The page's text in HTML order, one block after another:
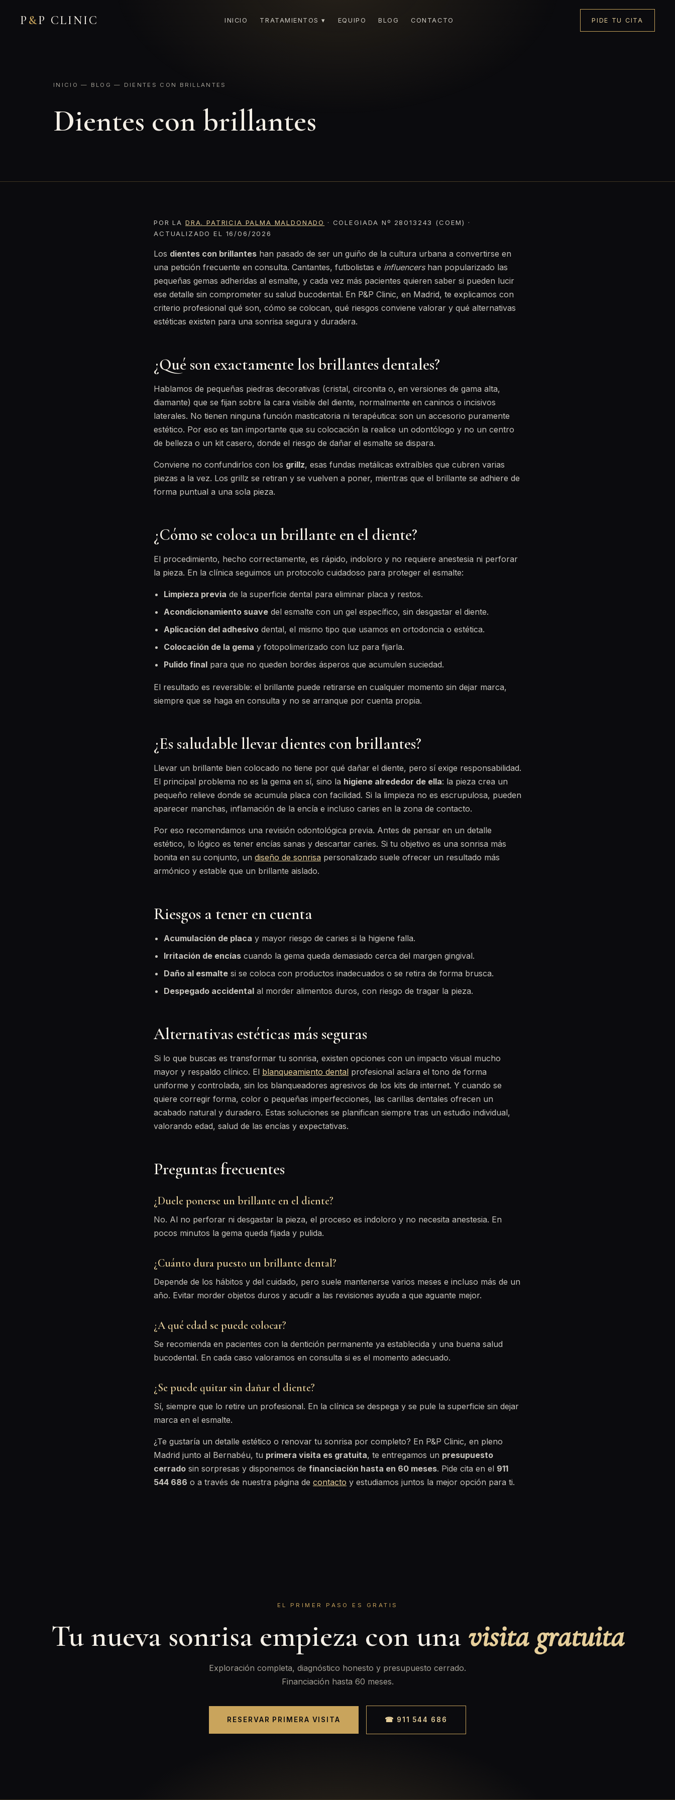
P &P CLINIC INICIO TRATAMIENTOS ▾ EQUIPO BLOG CONTACTO PIDE TU CITA
INICIO — BLOG — DIENTES CON BRILLANTES
Dientes con brillantes
POR LA DRA. PATRICIA PALMA MALDONADO
· COLEGIADA Nº 28013243 (COEM) ·
ACTUALIZADO EL 16/06/2026
Los dientes con brillantes han pasado de ser un guiño de la cultura urbana a convertirse en
una petición frecuente en consulta. Cantantes, futbolistas e influencershan popularizado las
pequeñas gemas adheridas al esmalte, y cada vez más pacientes quieren saber si pueden lucir
ese detalle sin comprometer su salud bucodental. En P&P Clinic, en Madrid, te explicamos con
criterio profesional qué son, cómo se colocan, qué riesgos conviene valorar y qué alternativas
estéticas existen para una sonrisa segura y duradera.
¿Qué son exactamente los brillantes dentales?
Hablamos de pequeñas piedras decorativas (cristal, circonita o, en versiones de gama alta,
diamante) que se fijan sobre la cara visible del diente, normalmente en caninos o incisivos
laterales. No tienen ninguna función masticatoria ni terapéutica: son un accesorio puramente
estético. Por eso es tan importante que su colocación la realice un odontólogo y no un centro
de belleza o un kit casero, donde el riesgo de dañar el esmalte se dispara.
Conviene no confundirlos con los grillz, esas fundas metálicas extraíbles que cubren varias
piezas a la vez. Los grillz se retiran y se vuelven a poner, mientras que el brillante se adhiere de
forma puntual a una sola pieza.
¿Cómo se coloca un brillante en el diente?
El procedimiento, hecho correctamente, es rápido, indoloro y no requiere anestesia ni perforar
la pieza. En la clínica seguimos un protocolo cuidadoso para proteger el esmalte:
Limpieza previa de la superficie dental para eliminar placa y restos.
Acondicionamiento suave del esmalte con un gel específico, sin desgastar el diente.
Aplicación del adhesivo dental, el mismo tipo que usamos en ortodoncia o estética.
Colocación de la gema y fotopolimerizado con luz para fijarla.
Pulido final para que no queden bordes ásperos que acumulen suciedad.
El resultado es reversible: el brillante puede retirarse en cualquier momento sin dejar marca,
siempre que se haga en consulta y no se arranque por cuenta propia.
¿Es saludable llevar dientes con brillantes?
Llevar un brillante bien colocado no tiene por qué dañar el diente, pero sí exige responsabilidad.
El principal problema no es la gema en sí, sino la higiene alrededor de ella: la pieza crea un
pequeño relieve donde se acumula placa con facilidad. Si la limpieza no es escrupulosa, pueden
aparecer manchas, inflamación de la encía e incluso caries en la zona de contacto.
Por eso recomendamos una revisión odontológica previa. Antes de pensar en un detalle
estético, lo lógico es tener encías sanas y descartar caries. Si tu objetivo es una sonrisa más
bonita en su conjunto, un diseño de sonrisa personalizado suele ofrecer un resultado más
armónico y estable que un brillante aislado.
Riesgos a tener en cuenta
Acumulación de placa y mayor riesgo de caries si la higiene falla.
Irritación de encías cuando la gema queda demasiado cerca del margen gingival.
Daño al esmalte si se coloca con productos inadecuados o se retira de forma brusca.
Despegado accidental al morder alimentos duros, con riesgo de tragar la pieza.
Alternativas estéticas más seguras
Si lo que buscas es transformar tu sonrisa, existen opciones con un impacto visual mucho
mayor y respaldo clínico. El blanqueamiento dental profesional aclara el tono de forma
uniforme y controlada, sin los blanqueadores agresivos de los kits de internet. Y cuando se
quiere corregir forma, color o pequeñas imperfecciones, las carillas dentales ofrecen un
acabado natural y duradero. Estas soluciones se planifican siempre tras un estudio individual,
valorando edad, salud de las encías y expectativas.
Preguntas frecuentes
¿Duele ponerse un brillante en el diente?
No. Al no perforar ni desgastar la pieza, el proceso es indoloro y no necesita anestesia. En
pocos minutos la gema queda fijada y pulida.
¿Cuánto dura puesto un brillante dental?
Depende de los hábitos y del cuidado, pero suele mantenerse varios meses e incluso más de un
año. Evitar morder objetos duros y acudir a las revisiones ayuda a que aguante mejor.
¿A qué edad se puede colocar?
Se recomienda en pacientes con la dentición permanente ya establecida y una buena salud
bucodental. En cada caso valoramos en consulta si es el momento adecuado.
¿Se puede quitar sin dañar el diente?
Sí, siempre que lo retire un profesional. En la clínica se despega y se pule la superficie sin dejar
marca en el esmalte.
¿Te gustaría un detalle estético o renovar tu sonrisa por completo? En P&P Clinic, en pleno
Madrid junto al Bernabéu, tu primera visita es gratuita, te entregamos un presupuesto
cerrado sin sorpresas y disponemos de financiación hasta en 60 meses. Pide cita en el 911
544 686 o a través de nuestra página de contacto y estudiamos juntos la mejor opción para ti.
EL PRIMER PASO ES GRATIS
Tu nueva sonrisa empieza con una visita gratuita
Exploración completa, diagnóstico honesto y presupuesto cerrado.
Financiación hasta 60 meses.
RESERVAR PRIMERA VISITA ☎ 911 544 686